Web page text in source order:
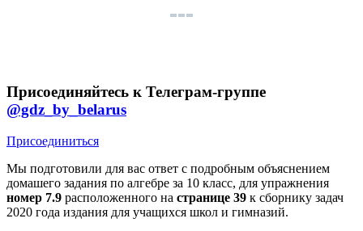
Присоединяйтесь к Телеграм-группе
@gdz_by_belarus
Присоединиться
Мы подготовили для вас ответ c подробным объяснением
домашего задания по алгебре за 10 класс, для упражнения
номер 7.9 расположенного на странице 39 к сборнику задач
2020 года издания для учащихся школ и гимназий.